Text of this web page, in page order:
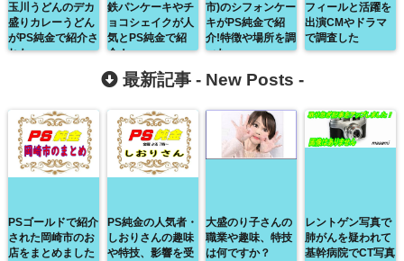
玉川うどんのデカ
盛りカレーうどん
がPS純金で紹介さ
れた
鉄パンケーキやチ
ョコシェイクが人
気とPS純金で紹
介！
市)のシフォンケー
キがPS純金で紹
介!特徴や場所を調
べた
フィールと活躍を
出演CMやドラマ
で調査した
最新記事 - New Posts -
PSゴールドで紹介
された岡崎市のお
店をまとめました
PS純金の人気者・
しおりさんの趣味
や特技、影響を受
大盛のり子さんの
職業や趣味、特技
は何ですか？
レントゲン写真で
肺がんを疑われて
基幹病院でCT写真